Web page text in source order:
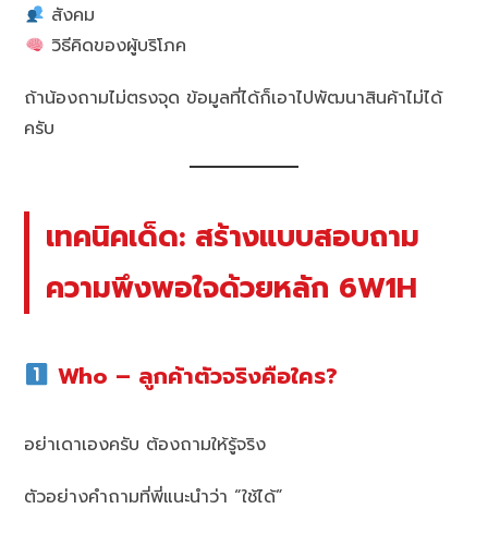
สังคม
วิธีคิดของผู้บริโภค
ถ้าน้องถามไม่ตรงจุด ข้อมูลที่ได้ก็เอาไปพัฒนาสินค้าไม่ได้
ครับ
เทคนิคเด็ด: สร้างแบบสอบถาม
ความพึงพอใจด้วยหลัก 6W1H
Who – ลูกค้าตัวจริงคือใคร?
อย่าเดาเองครับ ต้องถามให้รู้จริง
ตัวอย่างคำถามที่พี่แนะนำว่า “ใช้ได้”